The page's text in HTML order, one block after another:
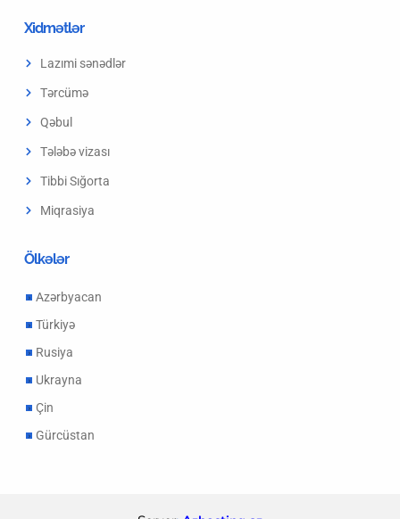
Xidmətlər
Lazımi sənədlər
Tərcümə
Qəbul
Tələbə vizası
Tibbi Sığorta
Miqrasiya
Ölkələr
Azərbyacan
Türkiyə
Rusiya
Ukrayna
Çin
Gürcüstan